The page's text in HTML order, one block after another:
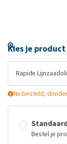
Kies je
Rapide
Nu besteld,
Bestel je